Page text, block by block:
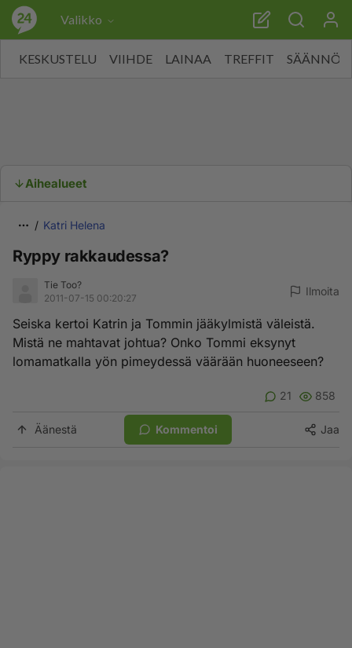
Valikko
KESKUSTELU VIIHDE LAINAA TREFFIT SÄÄNNÖT
Aihealueet
Katri Helena
Ryppy rakkaudessa?
Tie Too?
2011-07-15 00:20:27
Ilmoita
Seiska kertoi Katrin ja Tommin jääkylmistä väleistä.
Mistä ne mahtavat johtua? Onko Tommi eksynyt
lomamatkalla yön pimeydessä väärään huoneeseen?
21 858
Äänestä Kommentoi Jaa